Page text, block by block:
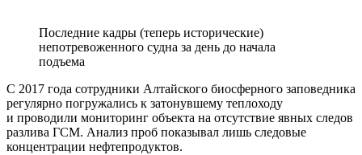
Последние кадры (теперь исторические)
непотревоженного судна за день до начала
подъема
С 2017 года сотрудники Алтайского биосферного заповедника
регулярно погружались к затонувшему теплоходу
и проводили мониторинг объекта на отсутствие явных следов
разлива ГСМ. Анализ проб показывал лишь следовые
концентрации нефтепродуктов.